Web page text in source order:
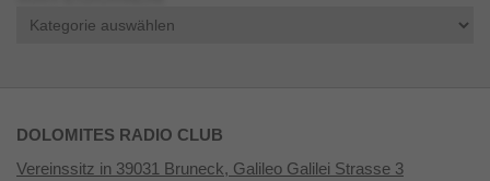
DOLOMITES RADIO CLUB
Vereinssitz in 39031 Bruneck, Galileo Galilei Strasse 3